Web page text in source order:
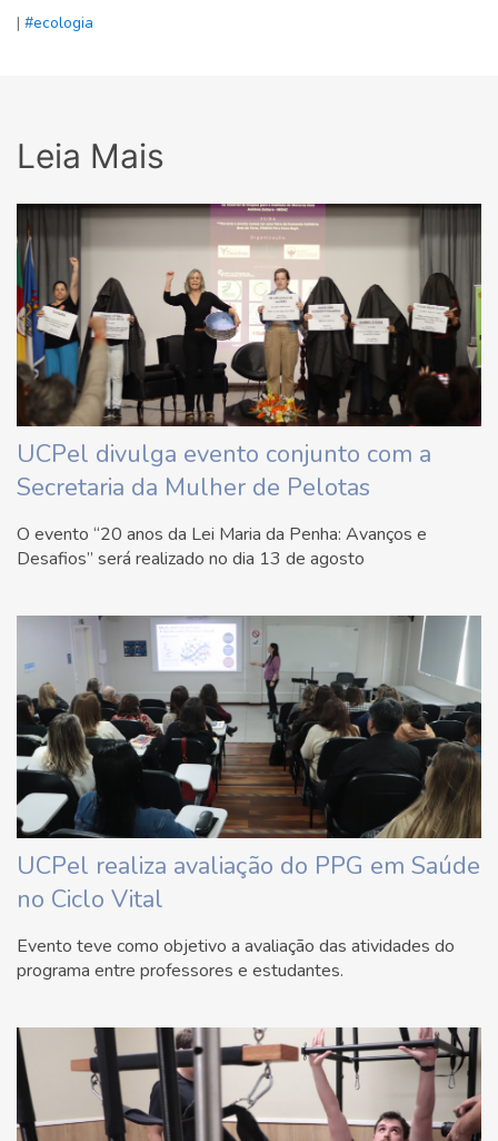
| #ecologia
Leia Mais
UCPel divulga evento conjunto com a
Secretaria da Mulher de Pelotas
O evento “20 anos da Lei Maria da Penha: Avanços e
Desafios” será realizado no dia 13 de agosto
UCPel realiza avaliação do PPG em Saúde
no Ciclo Vital
Evento teve como objetivo a avaliação das atividades do
programa entre professores e estudantes.